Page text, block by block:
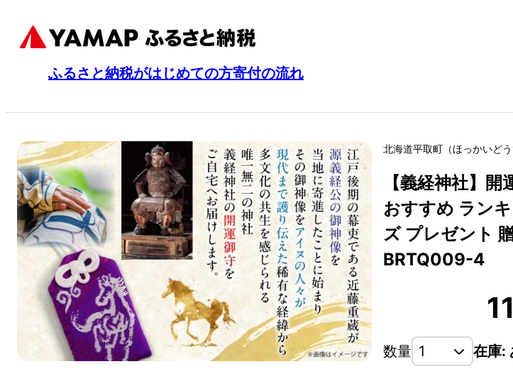
ふるさと納税がはじめての方寄付の流れ
北海道平取町 （ほっかいどう
【義経神社】
おすすめ ラン
ズ プレゼント
BRTQ009-4
数量 在庫: